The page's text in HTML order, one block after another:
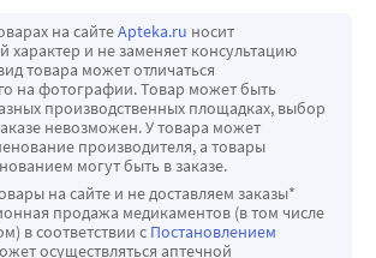
на сайтеApteka.ru носит
характер и не заменяет консультацию
товара может отличаться
на фотографии. Товар может быть
производственных площадках, выбор
невозможен. У товара может
производителя, а товары
могут быть в заказе.
на сайте и не доставляем заказы*
продажа медикаментов (в том числе
в соответствии с Постановлением
осуществляться аптечной